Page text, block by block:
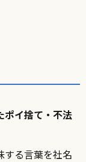
ポイ捨て・不法
する言葉を社名